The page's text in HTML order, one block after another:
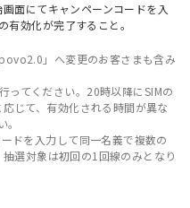
面にてキャンペーンコードを入
有効化が完了すること。
」へ変更のお客さまも含み
ってください。20時以降にSIMの
じて、有効化される時間が異な
ドを入力して同一名義で複数の
選対象は初回の1回線のみとなり